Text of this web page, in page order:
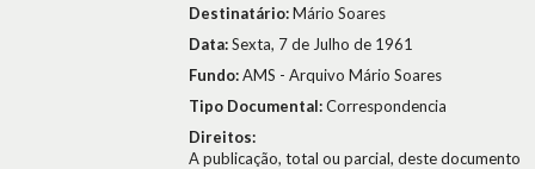
Destinatário:Mário Soares
Data:Sexta, 7 de Julho de 1961
Fundo:AMS - Arquivo Mário Soares
Tipo Documental:Correspondencia
Direitos:
A publicação, total ou parcial, deste documento